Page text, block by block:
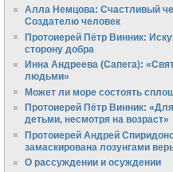
Алла Немцова: Счастливый
Создателю человек
Протоиерей Пётр Винник:
сторону добра
Инна Андреева (Сапега):
людьми»
Может ли море состоять
Протоиерей Пётр Винник:
детьми, несмотря на возраст»
Протоиерей Андрей
замаскирована лозунгами
О рассуждении и осуждении